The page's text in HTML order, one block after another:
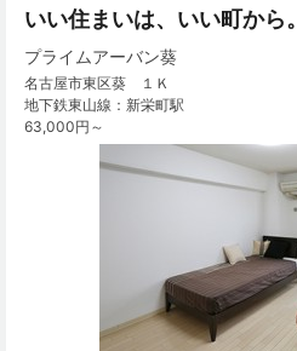
いい住まいは、いい町から。
プライムアーバン葵
名古屋市東区葵 １Ｋ
地下鉄東山線：新栄町駅
63,000円～